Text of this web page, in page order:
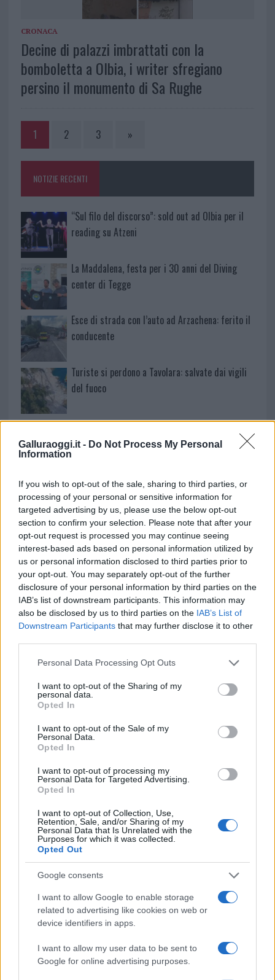
Galluraoggi.it - Do Not Process My Personal
Information
If you wish to opt-out of the sale, sharing to third parties, or
processing of your personal or sensitive information for
targeted advertising by us, please use the below opt-out
section to confirm your selection. Please note that after your
opt-out request is processed you may continue seeing
interest-based ads based on personal information utilized by
us or personal information disclosed to third parties prior to
your opt-out. You may separately opt-out of the further
disclosure of your personal information by third parties on the
IAB’s list of downstream participants. This information may
also be disclosed by us to third parties on the IAB’s List of
Downstream Participants that may further disclose it to other
Please note that this website/app uses one or more Google
not limited to your visit or usage behaviour. You may click to
grant or deny consent to Google and its third-party tags to
use your data for below specified purposes in below Google
consent section.
Personal Data Processing Opt Outs
I want to opt-out of the Sharing of my
personal data.
Opted In
I want to opt-out of the Sale of my
Personal Data.
Opted In
I want to opt-out of processing my
Personal Data for Targeted Advertising.
Opted In
I want to opt-out of Collection, Use,
Retention, Sale, and/or Sharing of my
Personal Data that Is Unrelated with the
Purposes for which it was collected.
Opted Out
Google consents
I want to allow Google to enable storage
related to advertising like cookies on web or
device identifiers in apps.
I want to allow my user data to be sent to
Google for online advertising purposes.
CRONACA
Decine di palazzi imbrattati con la
bomboletta a Olbia, i writer sfregiano
persino il monumento di Sa Rughe
1 2 3 »
NOTIZIE RECENTI
“Sul filo del discorso”: sold out ad Olbia per il
reading su Atzeni
La Maddalena, festa per i 30 anni del Diving
center di Tegge
Esce di strada con l’auto ad Arzachena: ferito il
conducente
Turiste si perdono a Tavolara: salvate dai vigili
del fuoco
Meteo Olbia 6 agosto, migliora il tempo in
Gallura
persone: due bimbi tra i feriti
Red Valley Festival, musica no-stop a Olbia fino
alle 5